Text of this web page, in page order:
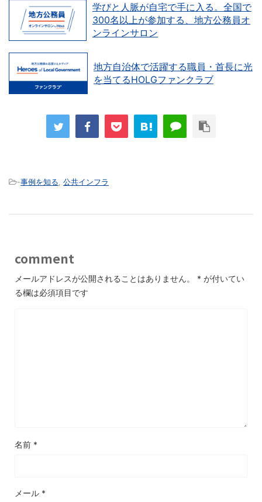
学びと人脈が自宅で手に入る。全国で
300名以上が参加する、地方公務員オ
ンラインサロン
地方自治体で活躍する職員・首長に光
を当てるHOLGファンクラブ
-事例を知る, 公共インフラ
comment
メールアドレスが公開されることはありません。 * が付いてい
る欄は必須項目です
名前 *
メール *